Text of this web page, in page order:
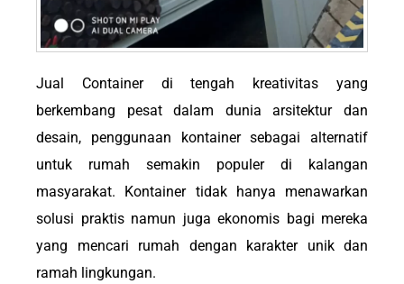
Jual Container di tengah kreativitas yang
berkembang pesat dalam dunia arsitektur dan
desain, penggunaan kontainer sebagai alternatif
untuk rumah semakin populer di kalangan
masyarakat. Kontainer tidak hanya menawarkan
solusi praktis namun juga ekonomis bagi mereka
yang mencari rumah dengan karakter unik dan
ramah lingkungan.